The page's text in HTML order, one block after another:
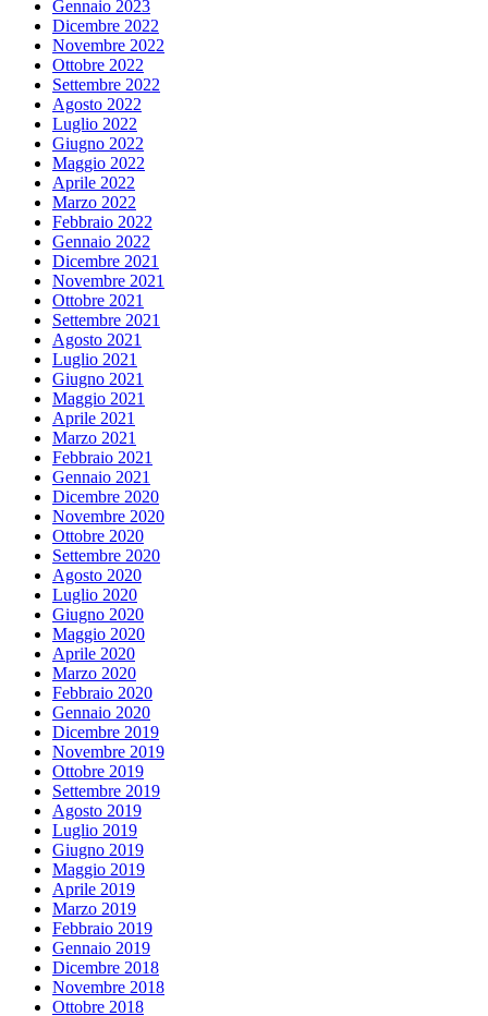
Gennaio 2023
Dicembre 2022
Novembre 2022
Ottobre 2022
Settembre 2022
Agosto 2022
Luglio 2022
Giugno 2022
Maggio 2022
Aprile 2022
Marzo 2022
Febbraio 2022
Gennaio 2022
Dicembre 2021
Novembre 2021
Ottobre 2021
Settembre 2021
Agosto 2021
Luglio 2021
Giugno 2021
Maggio 2021
Aprile 2021
Marzo 2021
Febbraio 2021
Gennaio 2021
Dicembre 2020
Novembre 2020
Ottobre 2020
Settembre 2020
Agosto 2020
Luglio 2020
Giugno 2020
Maggio 2020
Aprile 2020
Marzo 2020
Febbraio 2020
Gennaio 2020
Dicembre 2019
Novembre 2019
Ottobre 2019
Settembre 2019
Agosto 2019
Luglio 2019
Giugno 2019
Maggio 2019
Aprile 2019
Marzo 2019
Febbraio 2019
Gennaio 2019
Dicembre 2018
Novembre 2018
Ottobre 2018